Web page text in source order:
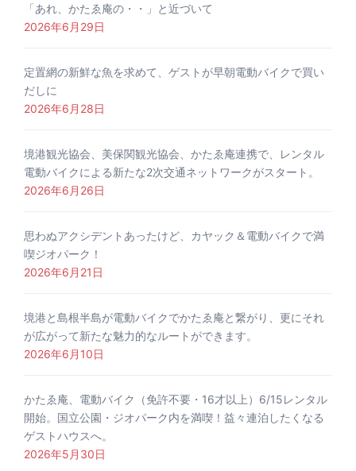
「あれ、かたゑ庵の・・」と近づいて
2026年6月29日
定置網の新鮮な魚を求めて、ゲストが早朝電動バイクで買い
だしに
2026年6月28日
境港観光協会、美保関観光協会、かたゑ庵連携で、レンタル
電動バイクによる新たな2次交通ネットワークがスタート。
2026年6月26日
思わぬアクシデントあったけど、カヤック＆電動バイクで満
喫ジオパーク！
2026年6月21日
境港と島根半島が電動バイクでかたゑ庵と繋がり、更にそれ
が広がって新たな魅力的なルートができます。
2026年6月10日
かたゑ庵、電動バイク（免許不要・16才以上）6/15レンタル
開始。国立公園・ジオパーク内を満喫！益々連泊したくなる
ゲストハウスへ。
2026年5月30日